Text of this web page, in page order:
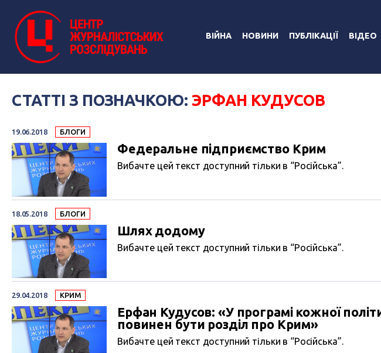
ВІЙНА НОВИНИ ПУБЛІКАЦІЇ ВІДЕО
СТАТТІ З ПОЗНАЧКОЮ: ЭРФАН КУДУСОВ
19.06.2018 БЛОГИ
Федеральне підприємство Крим
Вибачте цей текст доступний тільки в “Російська”.
18.05.2018 БЛОГИ
Шлях додому
Вибачте цей текст доступний тільки в “Російська”.
29.04.2018 КРИМ
Ерфан Кудусов: «У програмі кожної
повинен бути розділ про Крим»
Вибачте цей текст доступний тільки в “Російська”.